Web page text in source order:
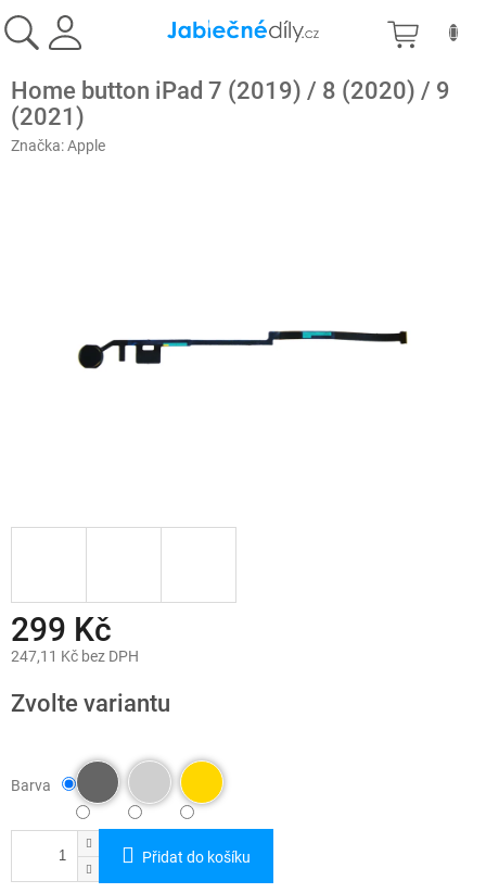
na
obsah
Home button iPad 7 (2019) / 8 (2020) / 9
(2021)
Značka:Apple
299 Kč
247,11 Kč bez DPH
cena:
Zvolte variantu
Barva
Přidat do košíku